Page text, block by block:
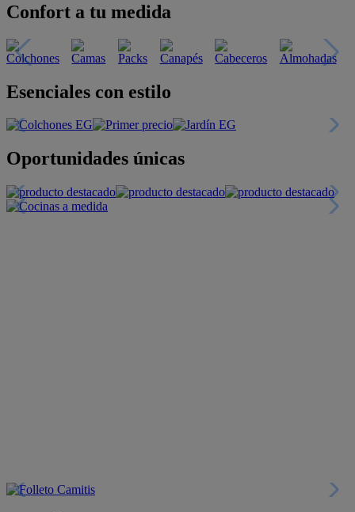
Confort a tu medida
Esenciales con estilo
Oportunidades únicas